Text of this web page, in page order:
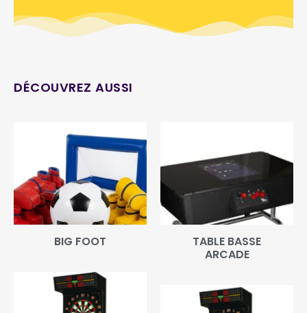
DÉCOUVREZ AUSSI
BIG FOOT
TABLE BASSE
ARCADE